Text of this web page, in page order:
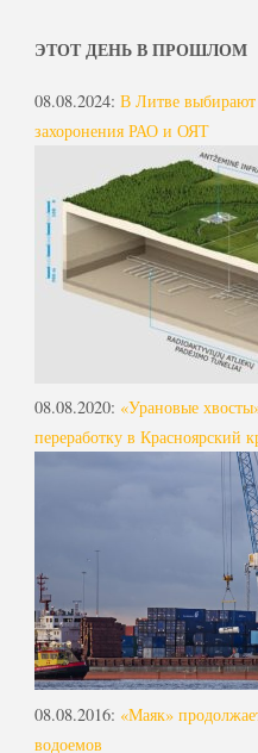
ЭТОТ ДЕНЬ В ПРОШЛОМ
08.08.2024: В Литве выбирают
захоронения РАО и ОЯТ
08.08.2020: «Урановые
переработку в Красноярский
08.08.2016: «Маяк»
водоемов